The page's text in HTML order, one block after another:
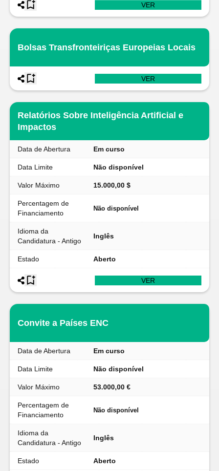
VER
Bolsas Transfronteiriças Europeias Locais
VER
Relatórios Sobre Inteligência Artificial e
Impactos
Data de Abertura Em curso
Data Limite Não disponível
Valor Máximo 15.000,00 $
Percentagem de
Financiamento
Não disponível
Idioma da
Candidatura - Antigo
Inglês
Estado Aberto
VER
Convite a Países ENC
Data de Abertura Em curso
Data Limite Não disponível
Valor Máximo 53.000,00 €
Percentagem de
Financiamento
Não disponível
Idioma da
Candidatura - Antigo
Inglês
Estado Aberto